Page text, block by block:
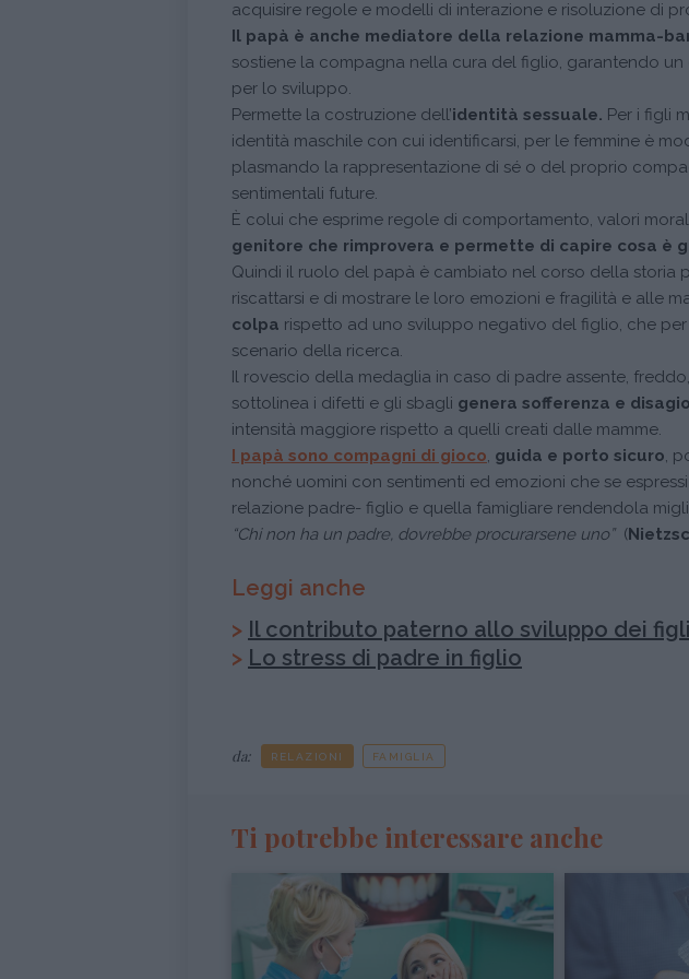
acquisire regole e modelli di interazione e risoluzione di
Il papà è anche mediatore della relazione mamma-
sostiene la compagna nella cura del figlio, garantendo
per lo sviluppo.
Permette la costruzione dell’identità sessuale. Per i figli
identità maschile con cui identificarsi, per le femmine è
plasmando la rappresentazione di sé o del proprio
sentimentali future.
È colui che esprime regole di comportamento, valori
genitore che rimprovera e permette di capire cosa è
Quindi il ruolo del papà è cambiato nel corso della storia
riscattarsi e di mostrare le loro emozioni e fragilità e alle
colpa rispetto ad uno sviluppo negativo del figlio, che
scenario della ricerca.
Il rovescio della medaglia in caso di padre assente,
sottolinea i difetti e gli sbagli genera sofferenza e
intensità maggiore rispetto a quelli creati dalle mamme.
I papà sono compagni di gioco, guida e porto sicuro,
nonché uomini con sentimenti ed emozioni che se
relazione padre- figlio e quella famigliare rendendola
“Chi non ha un padre, dovrebbe procurarsene uno”(
Leggi anche
> Il contributo paterno allo sviluppo dei figli
> Lo stress di padre in figlio
da: RELAZIONI FAMIGLIA
Ti potrebbe interessare anche